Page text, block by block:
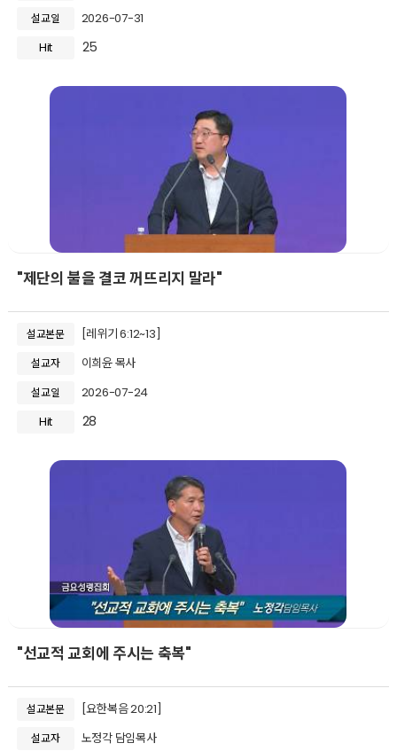
설교일
2026-07-31
Hit
25
"제단의 불을 결코 꺼뜨리지 말라"
설교본문 [레위기 6:12~13]
설교자 이희윤 목사
설교일
2026-07-24
Hit
28
"선교적 교회에 주시는 축복"
설교본문 [요한복음 20:21]
설교자 노정각 담임목사